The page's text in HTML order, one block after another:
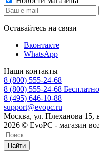
Оставайтесь на связи
Вконтакте
WhatsApp
Наши контакты
8 (800) 555-24-68
8 (800) 555-24-68
8 (495) 646-10-88
support@evopc.ru
Москва, ул. Плеханова 15,
2026 © EvoPC - магазин
Найти